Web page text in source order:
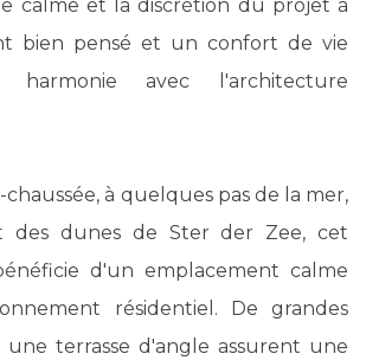
calme et la discrétion du projet à
bien pensé et un confort de vie
harmonie avec l'architecture
à quelques pas de la mer,
des dunes de Ster der Zee, cet
d'un emplacement calme
résidentiel. De grandes
une terrasse d'angle assurent une